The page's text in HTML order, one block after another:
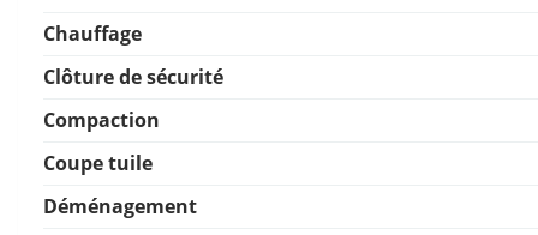
Chauffage
Clôture de sécurité
Compaction
Coupe tuile
Déménagement